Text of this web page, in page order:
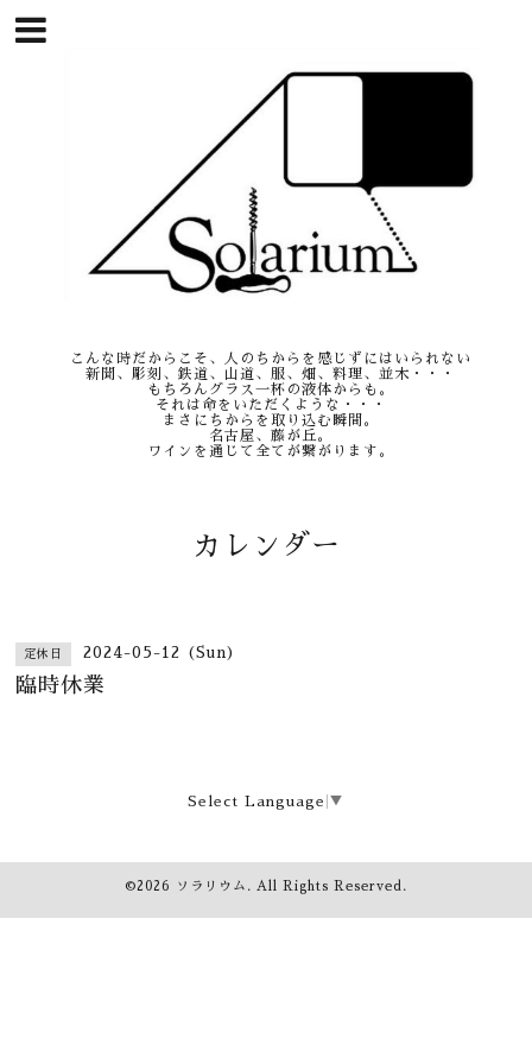
こんな時だからこそ、人のちからを感じずにはいられない
新聞、彫刻、鉄道、山道、服、畑、料理、並木・・・
もちろんグラス一杯の液体からも。
それは命をいただくような・・・
まさにちからを取り込む瞬間。
名古屋、藤が丘。
ワインを通じて全てが繋がります。
カレンダー
定休日 2024-05-12 (Sun)
臨時休業
Select Language ▼
©2026 ソラリウム . All Rights Reserved.